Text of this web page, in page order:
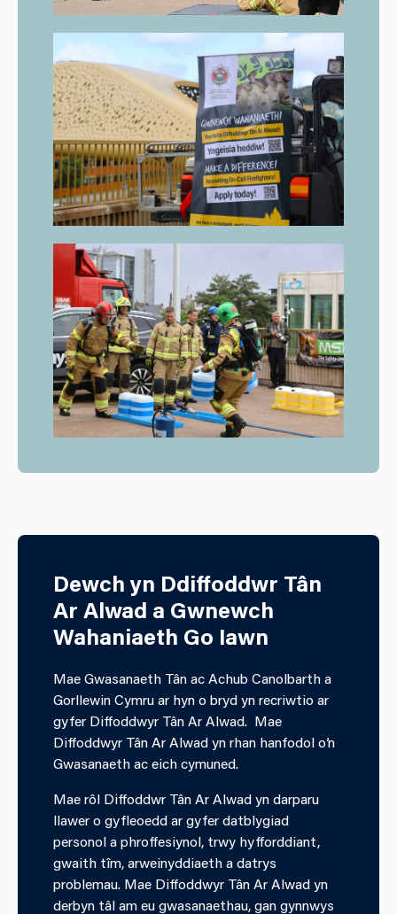
Dewch yn Ddiffoddwr Tân
Ar Alwad a Gwnewch
Wahaniaeth Go Iawn
Mae Gwasanaeth Tân ac Achub Canolbarth a
Gorllewin Cymru ar hyn o bryd yn recriwtio ar
gyfer Diffoddwyr Tân Ar Alwad. Mae
Diffoddwyr Tân Ar Alwad yn rhan hanfodol o’n
Gwasanaeth ac eich cymuned.
Mae rôl Diffoddwr Tân Ar Alwad yn darparu
llawer o gyfleoedd ar gyfer datblygiad
personol a phroffesiynol, trwy hyfforddiant,
gwaith tîm, arweinyddiaeth a datrys
problemau. Mae Diffoddwyr Tân Ar Alwad yn
derbyn tâl am eu gwasanaethau, gan gynnwys